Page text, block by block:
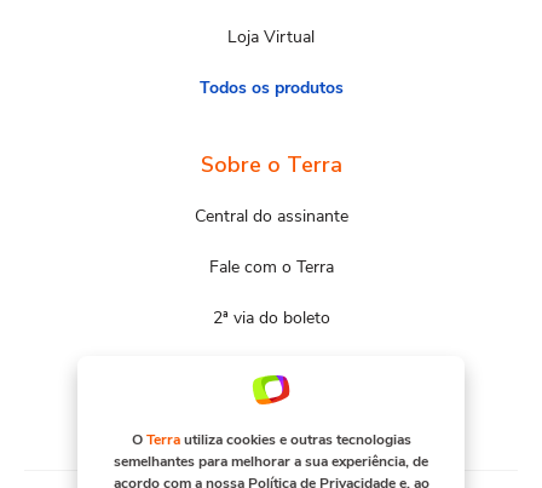
Loja Virtual
Todos os produtos
Sobre o Terra
Central do assinante
Fale com o Terra
2ª via do boleto
OTerrautiliza cookies e outras tecnologias
semelhantes para melhorar a sua experiência, de
acordo com a nossa Política de Privacidadee, ao